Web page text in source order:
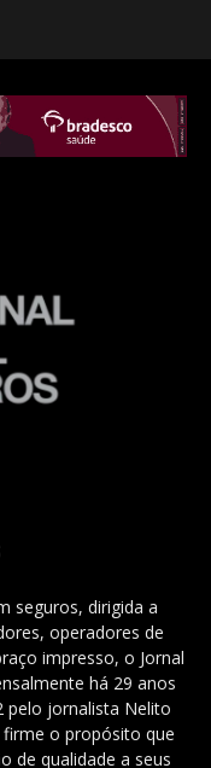
seguros, dirigida a
operadores de
impresso, o Jornal
há 29 anos
pelo jornalista Nelito
firme o propósito que
de qualidade a seus